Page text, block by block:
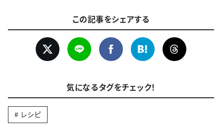
この記事をシェアする
気になるタグをチェック！
レシピ